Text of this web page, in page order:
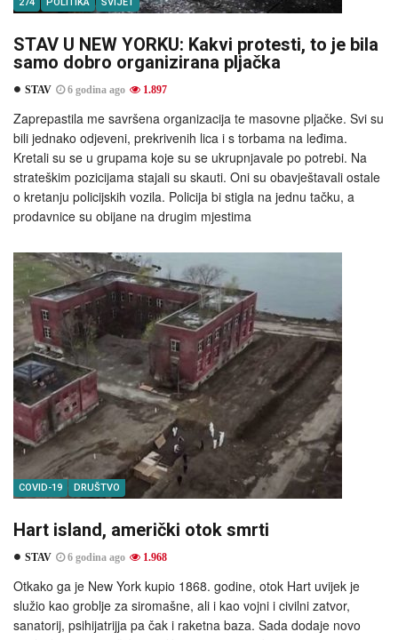
STAV U NEW YORKU: Kakvi protesti, to je bila
samo dobro organizirana pljačka
STAV 6 godina ago 1.897
Zaprepastila me savršena organizacija te masovne pljačke. Svi su
bili jednako odjeveni, prekrivenih lica i s torbama na leđima.
Kretali su se u grupama koje su se ukrupnjavale po potrebi. Na
strateškim pozicijama stajali su skauti. Oni su obavještavali ostale
o kretanju policijskih vozila. Policija bi stigla na jednu tačku, a
prodavnice su obijane na drugim mjestima
COVID-19 DRUŠTVO
Hart island, američki otok smrti
STAV 6 godina ago 1.968
Otkako ga je New York kupio 1868. godine, otok Hart uvijek je
služio kao groblje za siromašne, ali i kao vojni i civilni zatvor,
sanatorij, psihijatrijja pa čak i raketna baza. Sada dodaje novo